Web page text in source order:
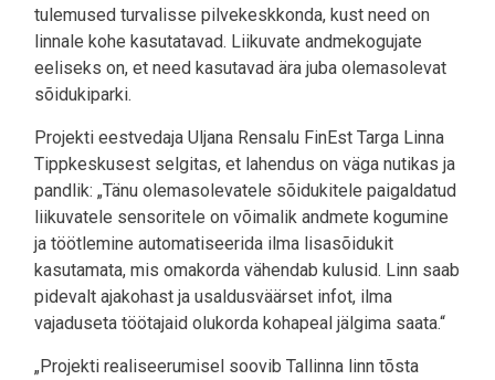
tulemused turvalisse pilvekeskkonda, kust need on
linnale kohe kasutatavad. Liikuvate andmekogujate
eeliseks on, et need kasutavad ära juba olemasolevat
sõidukiparki.
Projekti eestvedaja Uljana Rensalu FinEst Targa Linna
Tippkeskusest selgitas, et lahendus on väga nutikas ja
pandlik: „Tänu olemasolevatele sõidukitele paigaldatud
liikuvatele sensoritele on võimalik andmete kogumine
ja töötlemine automatiseerida ilma lisasõidukit
kasutamata, mis omakorda vähendab kulusid. Linn saab
pidevalt ajakohast ja usaldusväärset infot, ilma
vajaduseta töötajaid olukorda kohapeal jälgima saata.“
„Projekti realiseerumisel soovib Tallinna linn tõsta